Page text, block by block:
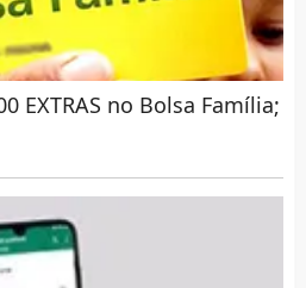
EXTRAS no Bolsa Família;